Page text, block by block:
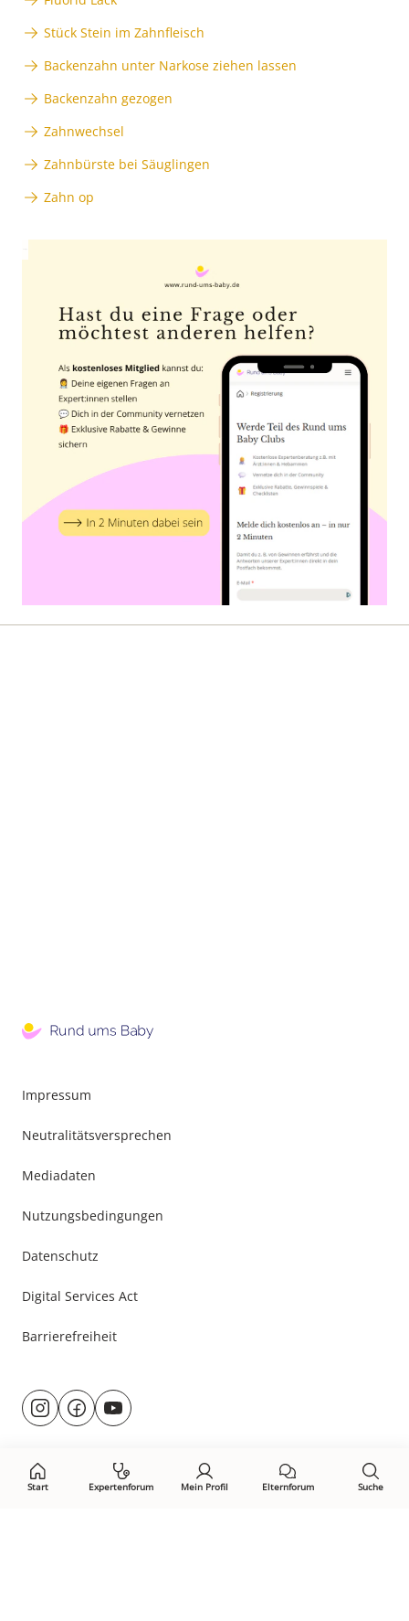
Start Expertenforum Mein Profil Elternforum Suche
Stück Stein im Zahnfleisch
Backenzahn unter Narkose ziehen lassen
Backenzahn gezogen
Zahnwechsel
Zahnbürste bei Säuglingen
Zahn op
Impressum
Neutralitätsversprechen
Mediadaten
Nutzungsbedingungen
Datenschutz
Digital Services Act
Barrierefreiheit
Besuche
uns@rund.ums.baby
facebook.com/rundumsbaby.de
youtube.com/@rundumsbaby_